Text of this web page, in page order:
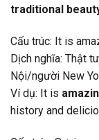
traditional
Cấu trúc: It is
Dịch nghĩa: Thật
Nội/người New
Ví dụ: It is
history and